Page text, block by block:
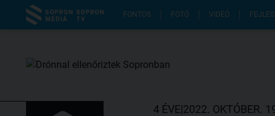
FONTOS FOTÓ VIDEÓ
4 ÉVE|2022. OKTÓBER.